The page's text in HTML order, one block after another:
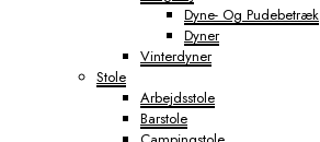
Dyne- Og Pudebetræk
Dyner
Vinterdyner
Stole
Arbejdsstole
Barstole